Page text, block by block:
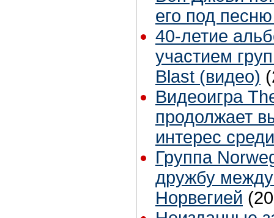
его под
40-летие
участием
Blast (видео)
Видеоигра
продолжает
интерес
Группа
дружбу
Норвегией